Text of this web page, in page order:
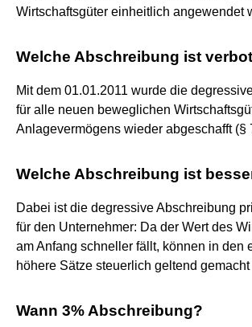
Wirtschaftsgüter einheitlich angewendet
Welche Abschreibung ist
Mit dem 01.01.2011 wurde die
für alle neuen beweglichen
Anlagevermögens wieder abgeschafft (§
Welche Abschreibung ist
Dabei ist die degressive Abschreibung
für den Unternehmer: Da der Wert des
am Anfang schneller fällt, können in den
höhere Sätze steuerlich geltend
Wann 3% Abschreibung?